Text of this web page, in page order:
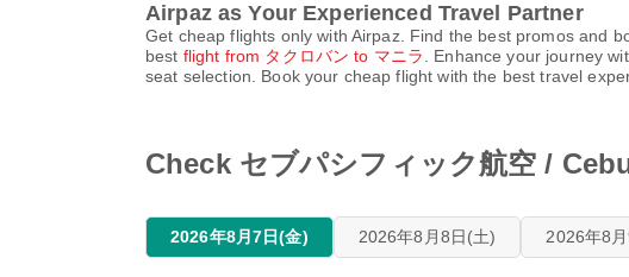
Airpaz as Your Experienced Travel Partner
Get cheap flights only with Airpaz. Find the best promos and
best flight from タクロバン to マニラ
. Enhance your journey
seat selection. Book your cheap flight with the best travel
Check セブパシフィック航空 /
2026年8月7日(金) 2026年8月8日(土) 2026年8